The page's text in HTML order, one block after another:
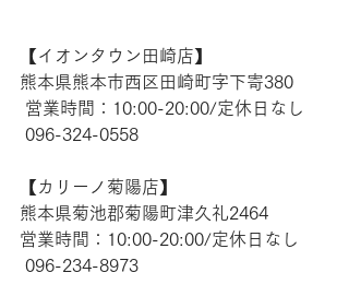
【​イオンタウン田崎店】
熊本県熊本市西区田崎町字下寄380
営業時間：10:00-20:00/定休日なし
096-324-0558
【​カリーノ菊陽店】
熊本県菊池郡菊陽町津久礼2464
営業時間：10:00-20:00/定休日なし
096-234-8973